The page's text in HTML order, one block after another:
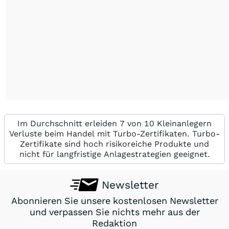
Im Durchschnitt erleiden 7 von 10 Kleinanlegern
Verluste beim Handel mit Turbo-Zertifikaten. Turbo-
Zertifikate sind hoch risikoreiche Produkte und
nicht für langfristige Anlagestrategien geeignet.
Newsletter
Abonnieren Sie unsere kostenlosen Newsletter
und verpassen Sie nichts mehr aus der
Redaktion